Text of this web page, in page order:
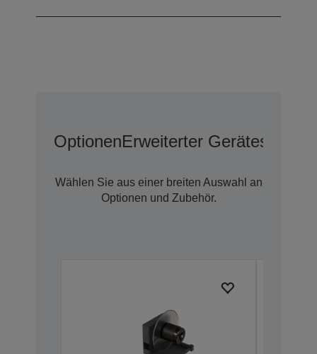
OptionenErweiterter Geräteschutz
Wählen Sie aus einer breiten Auswahl an
Optionen und Zubehör.